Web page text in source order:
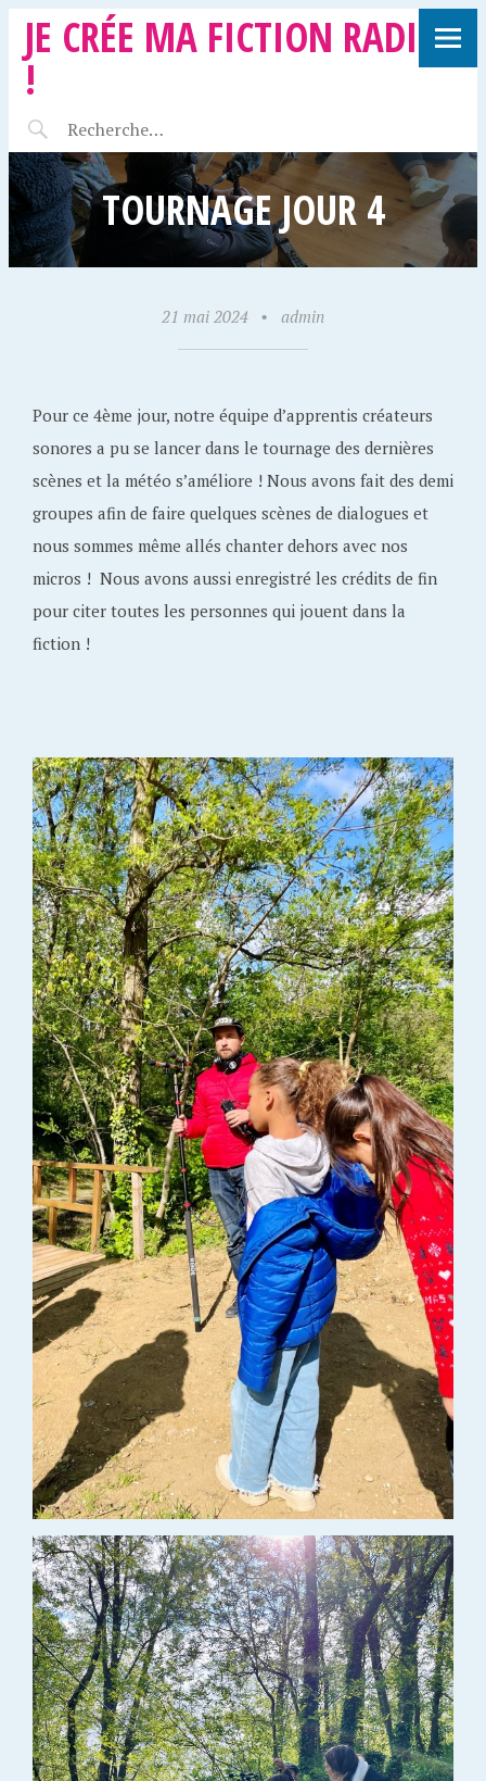
JE CRÉE MA FICTION RADIO
!
TOURNAGE JOUR 4
21 mai 2024 • admin
Pour ce 4ème jour, notre équipe d’apprentis créateurs
sonores a pu se lancer dans le tournage des dernières
scènes et la météo s’améliore ! Nous avons fait des demi
groupes afin de faire quelques scènes de dialogues et
nous sommes même allés chanter dehors avec nos
micros ! Nous avons aussi enregistré les crédits de fin
pour citer toutes les personnes qui jouent dans la
fiction !